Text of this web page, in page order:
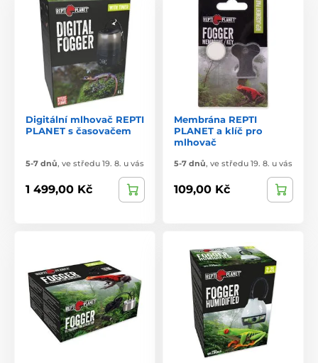
Digitální mlhovač REPTI
PLANET s časovačem
5-7 dnů, ve středu 19. 8. u vás
1 499,00 Kč
Membrána REPTI
PLANET a klíč pro
mlhovač
5-7 dnů, ve středu 19. 8. u vás
109,00 Kč